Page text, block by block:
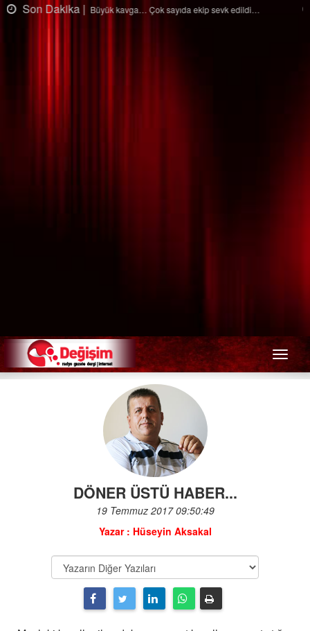
Son Dakika | Ağaçtan düştü…
Menü
DÖNER ÜSTÜ HABER...
19 Temmuz 2017 09:50:49
Yazar : Hüseyin Aksakal